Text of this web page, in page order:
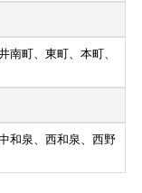
南町、東町、本町、
和泉、西和泉、西野